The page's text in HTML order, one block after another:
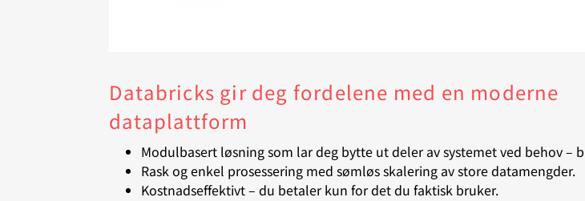
Databricks gir deg fordelene med en moderne
dataplattform
Modulbasert løsning som lar deg bytte ut deler av systemet ved behov –
Rask og enkel prosessering med sømløs skalering av store datamengder.
Kostnadseffektivt – du betaler kun for det du faktisk bruker.